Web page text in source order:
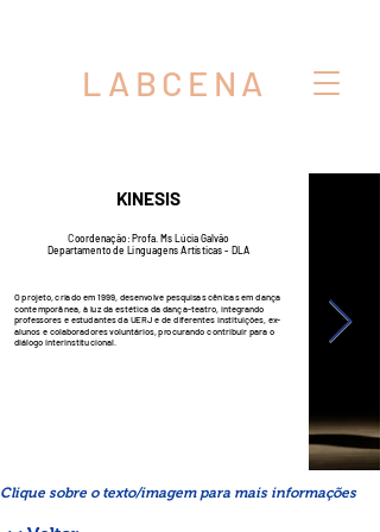
LABCENA
KINESIS
Coordenação: Profa. Ms Lúcia Galvão
Departamento de Linguagens Artísticas - DLA
O projeto, criado em 1999, desenvolve pesquisas cênicas em dança
contemporânea, à luz da estética da dança-teatro, integrando
professores e estudantes da UERJ e de diferentes instituições, ex-
alunos e colaboradores voluntários, procurando contribuir para o
diálogo interinstitucional.
Clique sobre o texto/imagem para mais informações